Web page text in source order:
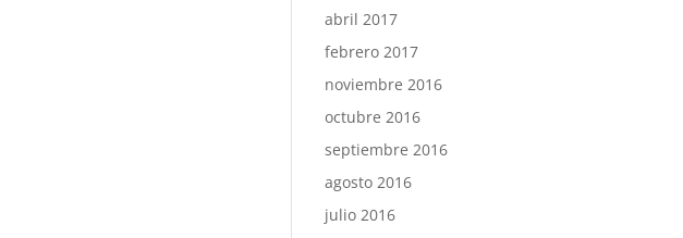
abril 2017
febrero 2017
noviembre 2016
octubre 2016
septiembre 2016
agosto 2016
julio 2016